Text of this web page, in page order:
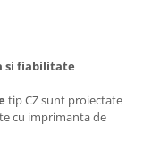
si fiabilitate
tip CZ sunt proiectate
cu imprimanta de